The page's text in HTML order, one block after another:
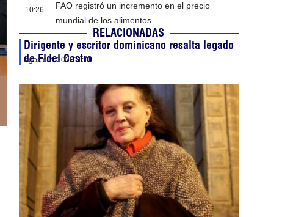
10:26
FAO registró un incremento en el precio
mundial de los alimentos
RELACIONADAS
Dirigente y escritor dominicano resalta legado
de Fidel Castro
agosto 7, 202611:11